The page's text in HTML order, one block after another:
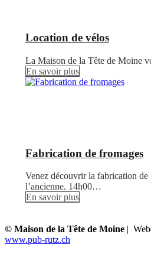
Location de vélos
La Maison de la Tête de Moine
En savoir plus
Fabrication de fromages
Venez découvrir la fabrication de
l’ancienne. 14h00…
En savoir plus
© Maison de la Tête de Moine |
www.pub-rutz.ch